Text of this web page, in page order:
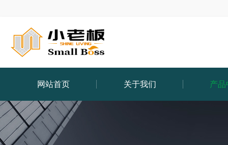
网站首页 关于我们 产品